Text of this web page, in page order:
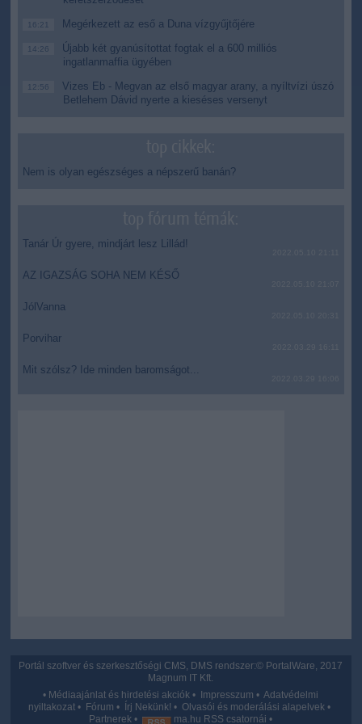
16:21 Megérkezett az eső a Duna vízgyűjtőjére
14:26
Újabb két gyanúsítottat fogtak el a 600 milliós
ingatlanmaffia ügyében
12:56
Vizes Eb - Megvan az első magyar arany, a nyíltvízi úszó
Betlehem Dávid nyerte a kieséses versenyt
Nem is olyan egészséges a népszerű banán?
Tanár Úr gyere, mindjárt lesz Lillád!
AZ IGAZSÁG SOHA NEM KÉSŐ
JólVanna
Porvihar
Mit szólsz? Ide minden baromságot...
Portál szoftver és szerkesztőségi CMS, DMS rendszer:© PortalWare, 2017
Magnum IT Kft.
• Médiaajánlat és hirdetési akciók • Impresszum •Adatvédelmi
nyiltakozat • Fórum • Írj Nekünk! •Olvasói és moderálási alapelvek •
Partnerek • ma.hu RSS csatornái •